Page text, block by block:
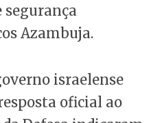
Azambuja.
israelense
oficial ao